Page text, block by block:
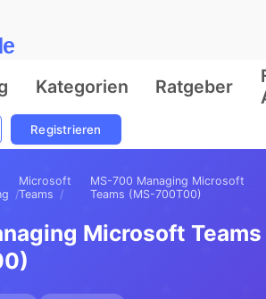
Kategorien Ratgeber
Registrieren
Microsoft
Teams
MS-700 Managing Microsoft
Teams (MS-700T00)
Microsoft Teams